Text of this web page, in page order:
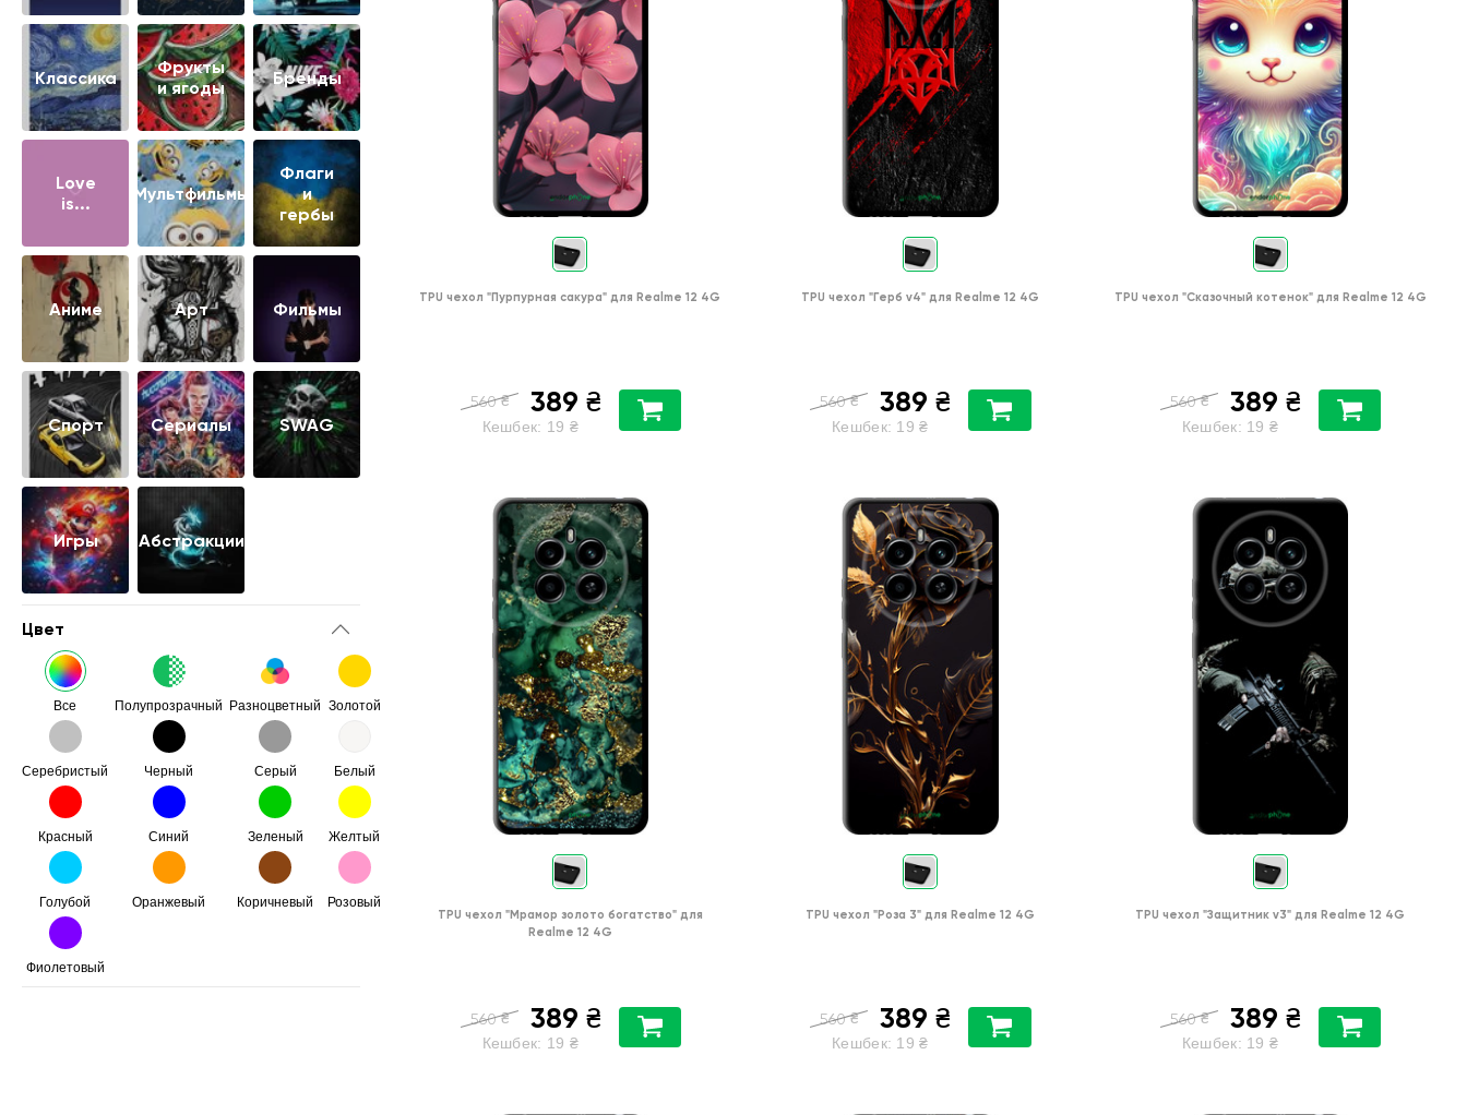
Классика
Фрукты
и ягоды
Бренды
Love
is...
Мультфильмы
Флаги
и
гербы
Аниме Арт Фильмы
Cпорт Сериалы SWAG
Игры Абстракции
Цвет
Все Полупрозрачный Разноцветный Золотой
Серебристый Черный Серый Белый
Красный Синий Зеленый Желтый
Голубой Оранжевый Коричневый Розовый
Фиолетовый
TPU чехол "Пурпурная сакура" для Realme 12 4G
560 ₴ 389 ₴
Кешбек: 19 ₴
TPU чехол "Герб v4" для Realme 12 4G
560 ₴ 389 ₴
Кешбек: 19 ₴
TPU чехол "Сказочный котенок" для Realme 12 4G
560 ₴ 389 ₴
Кешбек: 19 ₴
TPU чехол "Мрамор золото богатство" для
Realme 12 4G
560 ₴ 389 ₴
Кешбек: 19 ₴
TPU чехол "Роза 3" для Realme 12 4G
560 ₴ 389 ₴
Кешбек: 19 ₴
TPU чехол "Защитник v3" для Realme 12 4G
560 ₴ 389 ₴
Кешбек: 19 ₴